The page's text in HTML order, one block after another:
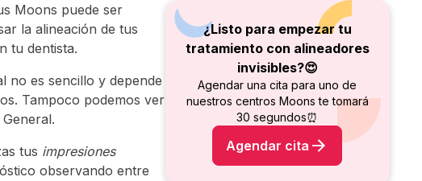
Moons puede ser
la alineación de tus
tu dentista.
no es sencillo y depende
Tampoco podemos ver
tus impresiones
observando entre
¿Listo para empezar tu
tratamiento con alineadores
invisibles?😍
Agendar una cita para uno de
nuestros centros Moons te tomará
30 segundos⏰
Agendar cita